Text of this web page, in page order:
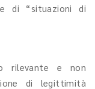
di “situazioni di
rilevante e non
di legittimità